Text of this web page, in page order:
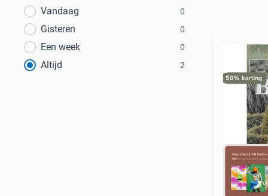
Vandaag
0
Gisteren 0
Een week 0
Altijd 2